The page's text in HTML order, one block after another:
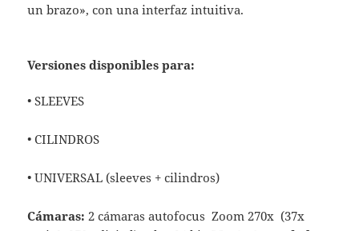
un brazo», con una interfaz intuitiva.
Versiones disponibles para:
• SLEEVES
• CILINDROS
• UNIVERSAL (sleeves + cilindros)
Cámaras: 2 cámaras autofocus Zoom 270x (37x